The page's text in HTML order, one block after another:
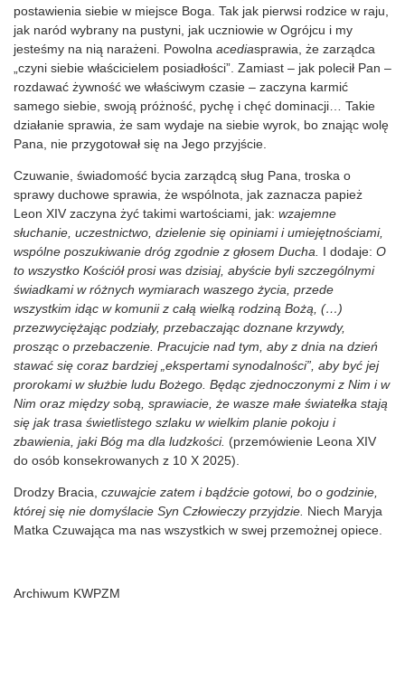
postawienia siebie w miejsce Boga. Tak jak pierwsi rodzice w raju,
jak naród wybrany na pustyni, jak uczniowie w Ogrójcu i my
jesteśmy na nią narażeni. Powolna acediasprawia, że zarządca
„czyni siebie właścicielem posiadłości”. Zamiast – jak polecił Pan –
rozdawać żywność we właściwym czasie – zaczyna karmić
samego siebie, swoją próżność, pychę i chęć dominacji… Takie
działanie sprawia, że sam wydaje na siebie wyrok, bo znając wolę
Pana, nie przygotował się na Jego przyjście.
Czuwanie, świadomość bycia zarządcą sług Pana, troska o
sprawy duchowe sprawia, że wspólnota, jak zaznacza papież
Leon XIV zaczyna żyć takimi wartościami, jak: wzajemne
słuchanie, uczestnictwo, dzielenie się opiniami i umiejętnościami,
wspólne poszukiwanie dróg zgodnie z głosem Ducha. I dodaje: O
to wszystko Kościół prosi was dzisiaj, abyście byli szczególnymi
świadkami w różnych wymiarach waszego życia, przede
wszystkim idąc w komunii z całą wielką rodziną Bożą, (…)
przezwyciężając podziały, przebaczając doznane krzywdy,
prosząc o przebaczenie. Pracujcie nad tym, aby z dnia na dzień
stawać się coraz bardziej „ekspertami synodalności”, aby być jej
prorokami w służbie ludu Bożego. Będąc zjednoczonymi z Nim i w
Nim oraz między sobą, sprawiacie, że wasze małe światełka stają
się jak trasa świetlistego szlaku w wielkim planie pokoju i
zbawienia, jaki Bóg ma dla ludzkości. (przemówienie Leona XIV
do osób konsekrowanych z 10 X 2025).
Drodzy Bracia, czuwajcie zatem i bądźcie gotowi, bo o godzinie,
której się nie domyślacie Syn Człowieczy przyjdzie. Niech Maryja
Matka Czuwająca ma nas wszystkich w swej przemożnej opiece.
Archiwum KWPZM